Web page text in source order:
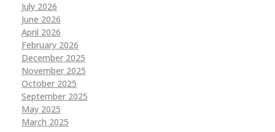
July 2026
June 2026
April 2026
February 2026
December 2025
November 2025
October 2025
September 2025
May 2025
March 2025